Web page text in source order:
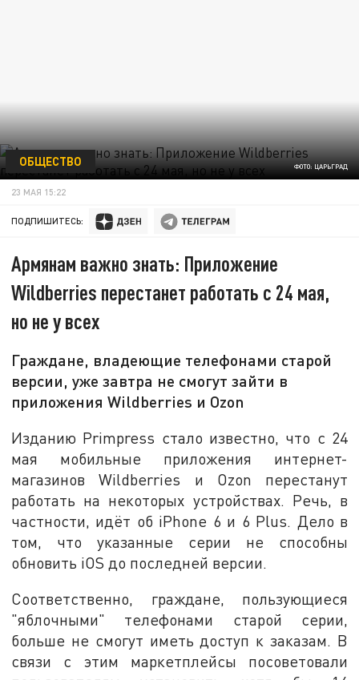
ФОТО: ЦАРЬГРАД
ОБЩЕСТВО
23 МАЯ 15:22
ПОДПИШИТЕСЬ:
Армянам важно знать: Приложение
Wildberries перестанет работать с 24 мая,
но не у всех
Граждане, владеющие телефонами старой
версии, уже завтра не смогут зайти в
приложения Wildberries и Ozon
Изданию Primpress стало известно, что с 24
мая мобильные приложения интернет-
магазинов Wildberries и Ozon перестанут
работать на некоторых устройствах. Речь, в
частности, идёт об iPhone 6 и 6 Plus. Дело в
том, что указанные серии не способны
обновить iOS до последней версии.
Соответственно, граждане, пользующиеся
"яблочными" телефонами старой серии,
больше не смогут иметь доступ к заказам. В
связи с этим маркетплейсы посоветовали